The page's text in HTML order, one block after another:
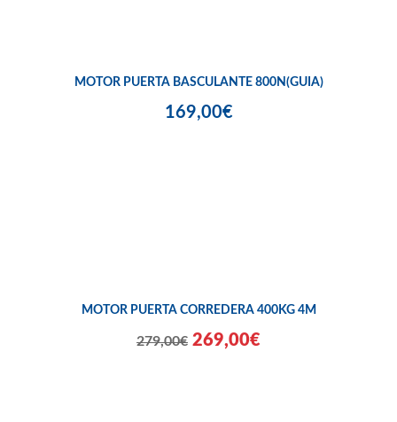
MOTOR PUERTA BASCULANTE 800N(GUIA)
169,00€
MOTOR PUERTA CORREDERA 400KG 4M
279,00€ 269,00€